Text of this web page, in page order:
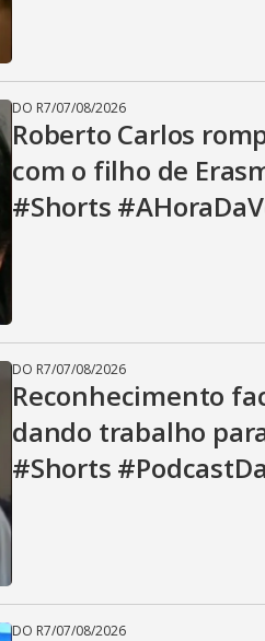
DO R7/07/08/2026
Roberto Carlos
com o filho de
#Shorts
DO R7/07/08/2026
Reconhecimento
dando trabalho
#Shorts
DO R7/07/08/2026